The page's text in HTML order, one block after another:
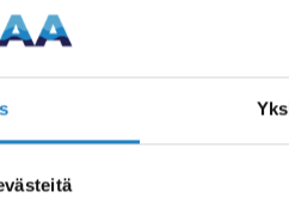
года изображает
дубинку в
таким дикарь
еще до появления